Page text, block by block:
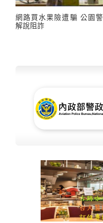
網路買水果險遭騙 公園警
解說阻詐